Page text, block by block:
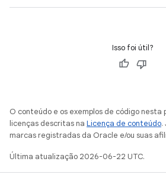
Isso foi útil?
O conteúdo e os exemplos de código
licenças descritas na Licença de conteúdo.
marcas registradas da Oracle e/ou suas
Última atualização 2026-06-22 UTC.